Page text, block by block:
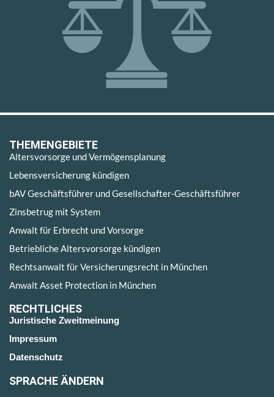
THEMENGEBIETE
Altersvorsorge und Vermögensplanung
Lebensversicherung kündigen
bAV Geschäftsführer und Gesellschafter-Geschäftsführer
Zinsbetrug mit System
Anwalt für Erbrecht und Vorsorge
Betriebliche Altersvorsorge kündigen
Rechtsanwalt für Versicherungsrecht in München
Anwalt Asset Protection in München
RECHTLICHES
Juristische Zweitmeinung
Impressum
Datenschutz
SPRACHE ÄNDERN